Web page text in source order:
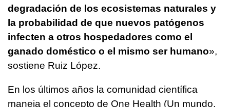
degradación de los ecosistemas naturales y
la probabilidad de que nuevos patógenos
infecten a otros hospedadores como el
ganado doméstico o el mismo ser humano»,
sostiene Ruiz López.
En los últimos años la comunidad científica
maneja el concepto de One Health (Un mundo,